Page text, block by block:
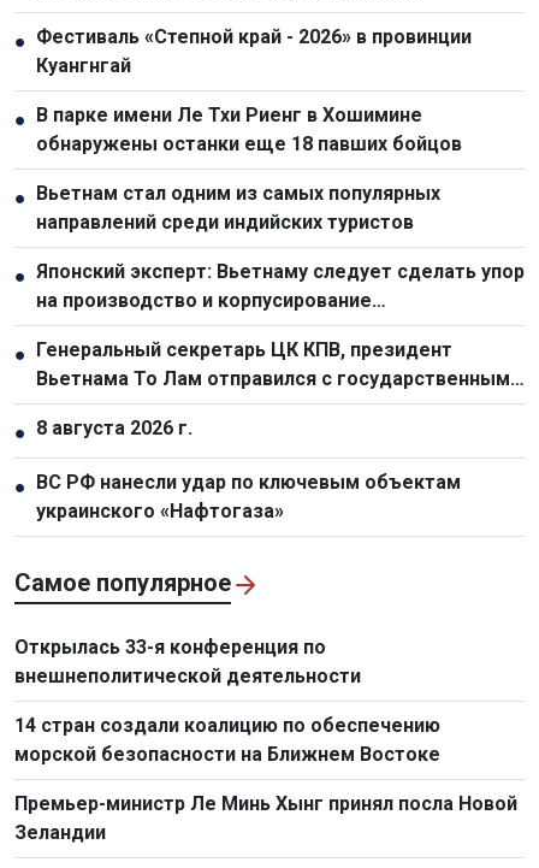
● Фестиваль «Степной край - 2026» в провинции
Куангнгай
● В парке имени Ле Тхи Риенг в Хошимине
обнаружены останки еще 18 павших бойцов
● Вьетнам стал одним из самых популярных
направлений среди индийских туристов
● Японский эксперт: Вьетнаму следует сделать упор
на производство и корпусирование
полупроводниковых чипов
● Генеральный секретарь ЦК КПВ, президент
Вьетнама То Лам отправился с государственным
визитом в Австралию и Новую Зеландию
● 8 августа 2026 г.
● ВС РФ нанесли удар по ключевым объектам
украинского «Нафтогаза»
Самое популярное
Открылась 33-я конференция по
внешнеполитической деятельности
14 стран создали коалицию по обеспечению
морской безопасности на Ближнем Востоке
Премьер-министр Ле Минь Хынг принял посла Новой
Зеландии